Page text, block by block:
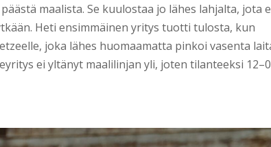
maalista. Se kuulostaa jo lähes lahjalta, jota
Heti ensimmäinen yritys tuotti tulosta, kun
joka lähes huomaamatta pinkoi vasenta
ei yltänyt maalilinjan yli, joten tilanteeksi